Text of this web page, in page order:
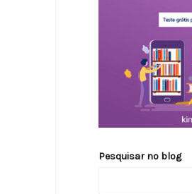
Pesquisar no blog